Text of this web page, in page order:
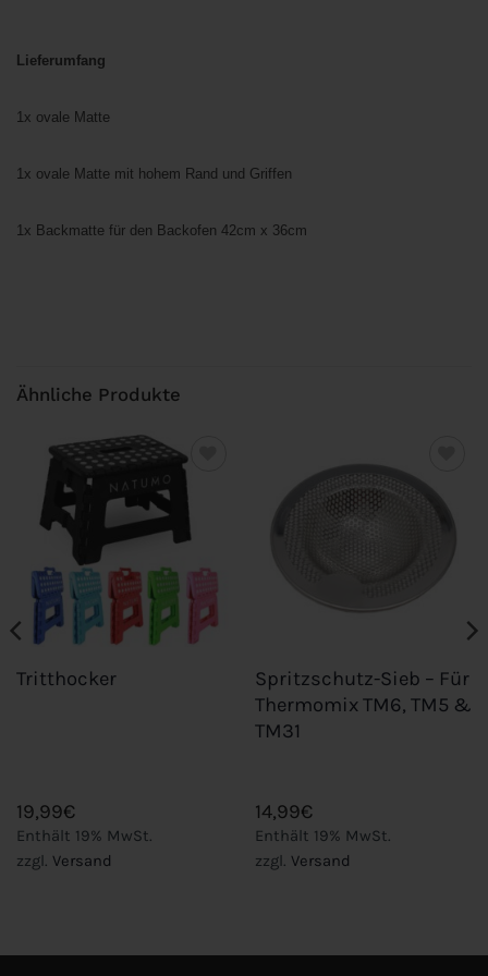
Lieferumfang
1x ovale Matte
1x ovale Matte mit hohem Rand und Griffen
1x Backmatte für den Backofen 42cm x 36cm
Ähnliche Produkte
wishlist
Tritthocker
19,99€
Enthält 19% MwSt.
zzgl. Versand
Add to
wishlist
Spritzschutz-Sieb – Für
Thermomix TM6, TM5 &
TM31
14,99€
Enthält 19% MwSt.
zzgl. Versand